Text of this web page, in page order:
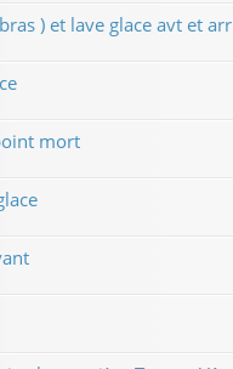
) et lave glace avt et arr
mort